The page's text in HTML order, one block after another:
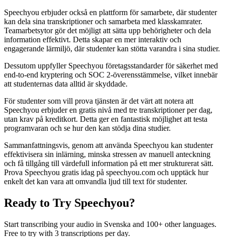
Speechyou erbjuder också en plattform för samarbete, där studenter
kan dela sina transkriptioner och samarbeta med klasskamrater.
Teamarbetsytor gör det möjligt att sätta upp behörigheter och dela
information effektivt. Detta skapar en mer interaktiv och
engagerande lärmiljö, där studenter kan stötta varandra i sina studier.
Dessutom uppfyller Speechyou företagsstandarder för säkerhet med
end-to-end kryptering och SOC 2-överensstämmelse, vilket innebär
att studenternas data alltid är skyddade.
För studenter som vill prova tjänsten är det värt att notera att
Speechyou erbjuder en gratis nivå med tre transkriptioner per dag,
utan krav på kreditkort. Detta ger en fantastisk möjlighet att testa
programvaran och se hur den kan stödja dina studier.
Sammanfattningsvis, genom att använda Speechyou kan studenter
effektivisera sin inlärning, minska stressen av manuell anteckning
och få tillgång till värdefull information på ett mer strukturerat sätt.
Prova Speechyou gratis idag på speechyou.com och upptäck hur
enkelt det kan vara att omvandla ljud till text för studenter.
Ready to Try Speechyou?
Start transcribing your audio in Svenska and 100+ other languages.
Free to try with 3 transcriptions per day.